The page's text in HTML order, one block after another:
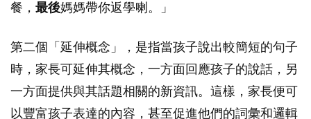
餐， 最後媽媽帶你返學喇。」
第二個「延伸概念」，是指當孩子說出較簡短的句子
時，家長可延伸其概念，一方面回應孩子的說話，另
一方面提供與其話題相關的新資訊。這樣，家長便可
以豐富孩子表達的內容，甚至促進他們的詞彙和邏輯